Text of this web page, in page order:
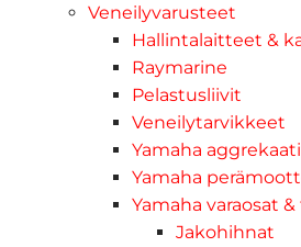
Veneilyvarusteet
Hallintalaitteet &
Raymarine
Pelastusliivit
Veneilytarvikkeet
Yamaha
Yamaha
Yamaha varaosat
Jakohihnat